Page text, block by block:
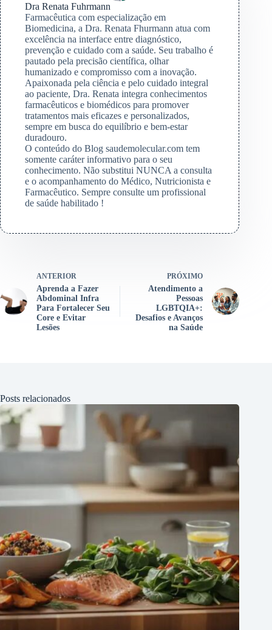
Dra Renata Fuhrmann
Farmacêutica com especialização em
Biomedicina, a Dra. Renata Fhurmann atua com
excelência na interface entre diagnóstico,
prevenção e cuidado com a saúde. Seu trabalho é
pautado pela precisão científica, olhar
humanizado e compromisso com a inovação.
Apaixonada pela ciência e pelo cuidado integral
ao paciente, Dra. Renata integra conhecimentos
farmacêuticos e biomédicos para promover
tratamentos mais eficazes e personalizados,
sempre em busca do equilíbrio e bem-estar
duradouro.
O conteúdo do Blog saudemolecular.com tem
somente caráter informativo para o seu
conhecimento. Não substitui NUNCA a consulta
e o acompanhamento do Médico, Nutricionista e
Farmacêutico. Sempre consulte um profissional
de saúde habilitado !
ANTERIOR
Aprenda a Fazer
Abdominal Infra
Para Fortalecer Seu
Core e Evitar
Lesões
PRÓXIMO
Atendimento a
Pessoas
LGBTQIA+:
Desafios e Avanços
na Saúde
Posts relacionados